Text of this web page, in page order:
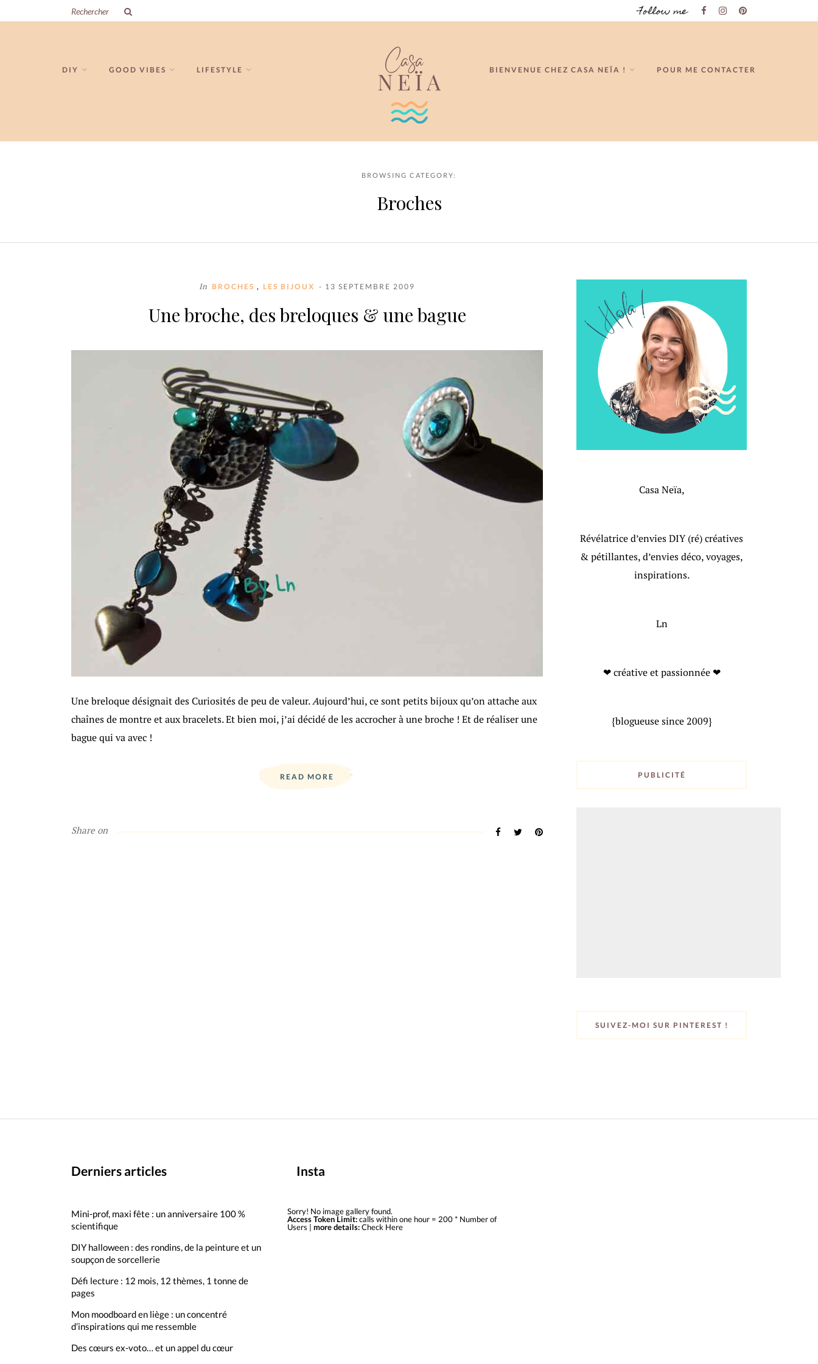
Follow me
DIY GOOD VIBES LIFESTYLE BIENVENUE CHEZ CASA NEÏA ! POUR ME CONTACTER
BROWSING CATEGORY:
Broches
In BROCHES , LES BIJOUX - 13 SEPTEMBRE 2009
Une broche, des breloques & une bague
Une breloque désignait des Curiosités de peu de valeur.Aujourd’hui, ce sont petits bijoux qu’on attache aux
chaînes de montre et aux bracelets. Et bien moi, j’ai décidé de les accrocher à une broche ! Et de réaliser une
bague qui va avec !
READ MORE
Share on
Casa Neïa,
Révélatrice d’envies DIY (ré) créatives
& pétillantes, d’envies déco, voyages,
inspirations.
Ln
❤ créative et passionnée ❤
{blogueuse since 2009}
PUBLICITÉ
SUIVEZ-MOI SUR PINTEREST !
Derniers articles
Mini-prof, maxi fête : un anniversaire 100 %
scientifique
DIY halloween : des rondins, de la peinture et un
soupçon de sorcellerie
Défi lecture : 12 mois, 12 thèmes, 1 tonne de
pages
Mon moodboard en liège : un concentré
d’inspirations qui me ressemble
Des cœurs ex-voto… et un appel du cœur
Insta
Sorry! No image gallery found.
Access Token Limit:calls within one hour = 200 * Number of
Users | more details: Check Here